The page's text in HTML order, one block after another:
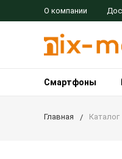
О компании
Смартфоны
Главная Каталог